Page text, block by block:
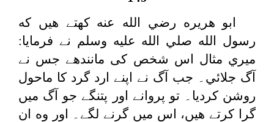
ابو هريره رضي الله عنه كهتے هيں كه
رسول الله صلي الله عليه وسلم نے فرمايا:
ميري مثال اس شخص کی مانندهے جس نے
آگ جلائي۔ جب آگ نے اپنے ارد گرد كا ماحول
روشن كرديا۔ تو پروانے اور پتنگے جو آگ ميں
گرا كرتے هيں، اس ميں گرنے لگے۔ اور وه ان